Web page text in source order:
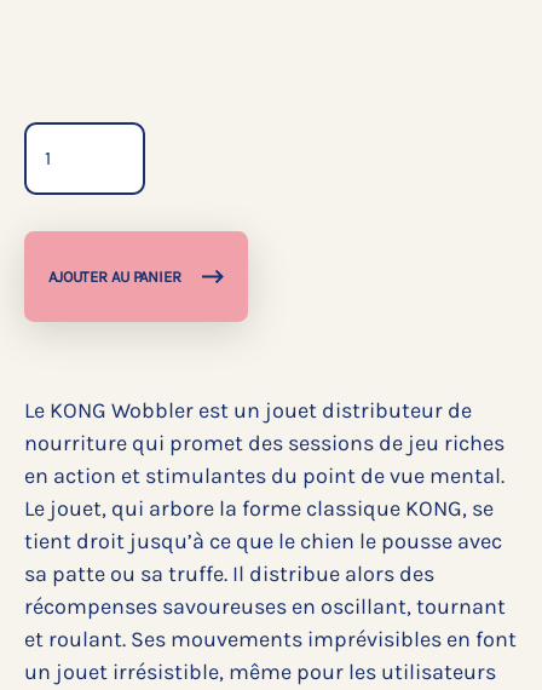
AJOUTER AU PANIER
Le KONG Wobbler est un jouet distributeur de
nourriture qui promet des sessions de jeu riches
en action et stimulantes du point de vue mental.
Le jouet, qui arbore la forme classique KONG, se
tient droit jusqu’à ce que le chien le pousse avec
sa patte ou sa truffe. Il distribue alors des
récompenses savoureuses en oscillant, tournant
et roulant. Ses mouvements imprévisibles en font
un jouet irrésistible, même pour les utilisateurs